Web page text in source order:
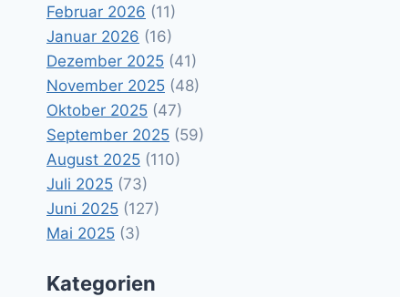
Februar 2026 (11)
Januar 2026 (16)
Dezember 2025 (41)
November 2025 (48)
Oktober 2025 (47)
September 2025 (59)
August 2025 (110)
Juli 2025 (73)
Juni 2025 (127)
Mai 2025 (3)
Kategorien